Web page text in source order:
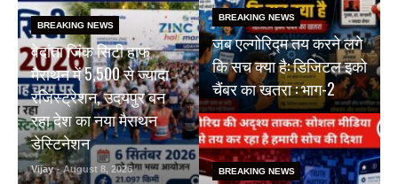
BREAKING NEWS
वेदांता जिंक सिटी हाफ
मैराथन में 5,500 से ज्यादा
रजिस्ट्रेशन, उदयपुर बन
रहा देश का नया मैराथन
डेस्टिनेशन
Vijay - August 8, 2026
BREAKING NEWS
जब एल्गोरिद्म तय करने लगे
कि सच क्या है: डिजिटल इको
चैंबर का खतरा : भाग-2
BREAKING NEWS